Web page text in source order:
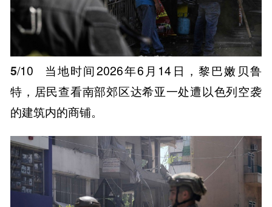
5/10
当地时间2026年6月14日，黎巴嫩贝鲁
特，居民查看南部郊区达希亚一处遭以色列空袭
的建筑内的商铺。